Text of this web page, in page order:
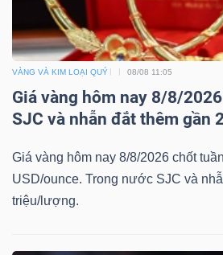
VÀNG VÀ KIM LOẠI QUÝ 08/08 11:05
Giá vàng hôm nay 8/8/
SJC và nhẫn đắt thêm gần
Giá vàng hôm nay 8/8/2026 chốt
USD/ounce. Trong nước SJC và
triệu/lượng.
THÔNG
TIN
VỤ
TRUYỀN
THÔNG